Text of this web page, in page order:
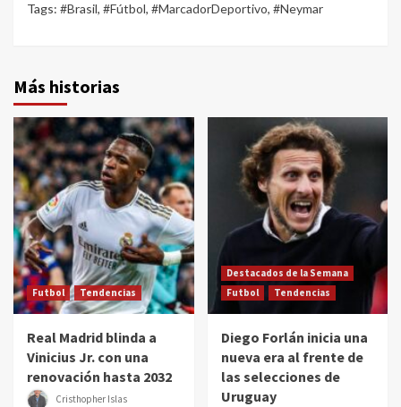
Tags: #Brasil, #Fútbol, #MarcadorDeportivo, #Neymar
Más historias
Futbol Tendencias
Real Madrid blinda a
Vinicius Jr. con una
renovación hasta 2032
Cristhopher Islas
Destacados de la Semana
Futbol
Tendencias
Diego Forlán inicia una
nueva era al frente de
las selecciones de
Uruguay